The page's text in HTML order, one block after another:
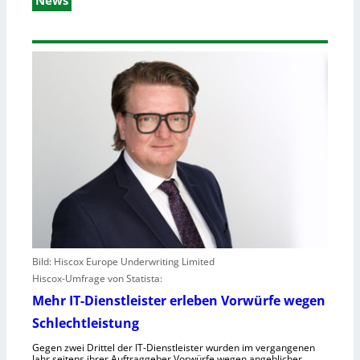
Bild: Hiscox Europe Underwriting Limited
Hiscox-Umfrage von Statista:
Mehr IT-Dienstleister erleben Vorwürfe wegen
Schlechtleistung
Gegen zwei Drittel der IT-Dienstleister wurden im vergangenen